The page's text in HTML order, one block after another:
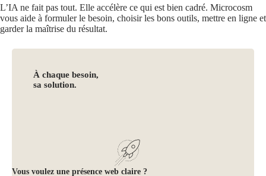
L’IA ne fait pas tout. Elle accélère ce qui est bien cadré. Microcosm
vous aide à formuler le besoin, choisir les bons outils, mettre en ligne et
garder la maîtrise du résultat.
À chaque besoin,
sa solution.
Vous voulez une présence web claire ?